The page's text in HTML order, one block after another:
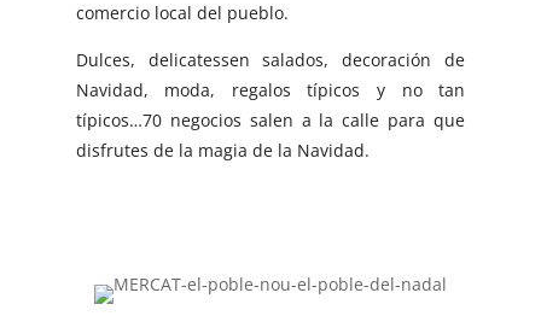
comercio local del pueblo.
Dulces, delicatessen salados, decoración de
Navidad, moda, regalos típicos y no tan
típicos…70 negocios salen a la calle para que
disfrutes de la magia de la Navidad.